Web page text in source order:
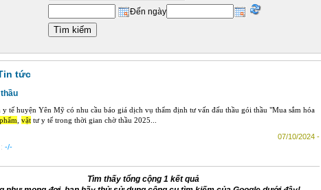
Đến ngày
tức
y tế huyện Yên Mỹ có nhu cầu báo giá dịch vụ thẩm định tư vấn đấu thầu gói thầu "Mua sắm hóa
phẩm vật tư y tế trong thời gian chờ thầu 2025...
07/10/2024 -
-/-
Tìm thấy tổng cộng 1 kết quả